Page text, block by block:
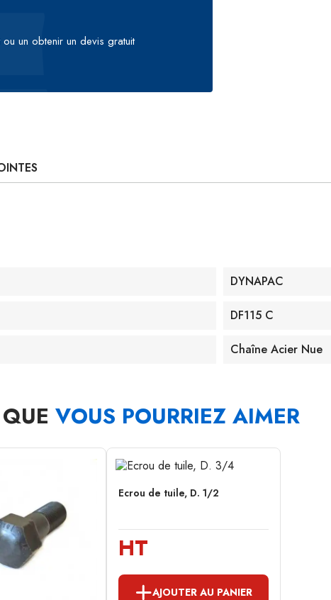
un obtenir un devis gratuit
DYNAPAC
DF115 C
Chaîne Acier Nue
VOUS POURRIEZ AIMER
Ecrou de tuile, D. 1/2
HT
AJOUTER AU PANIER